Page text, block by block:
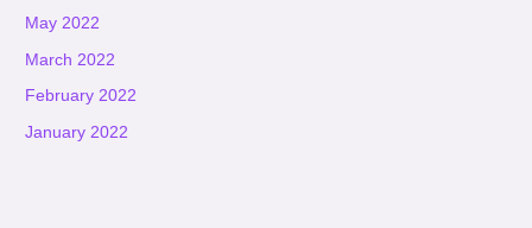
May 2022
March 2022
February 2022
January 2022